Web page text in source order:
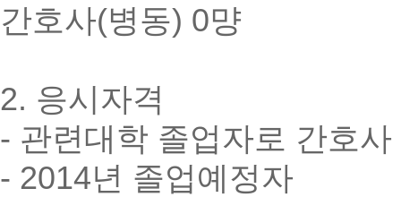
간호사(병동) 0먕
2. 응시자격
- 관련대학 졸업자로 간호
- 2014년 졸업예정자